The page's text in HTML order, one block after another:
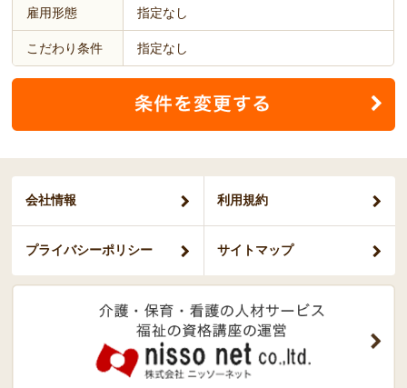
雇用形態 指定なし
こだわり条件 指定なし
会社情報 利用規約
プライバシーポリシー サイトマップ